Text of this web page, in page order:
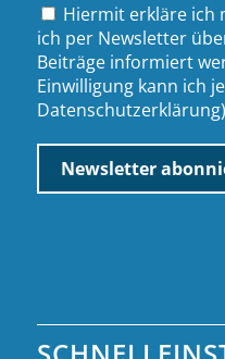
Hiermit erkläre ich
ich per Newsletter
Beiträge informiert
Einwilligung kann ich
Datenschutzerklärung